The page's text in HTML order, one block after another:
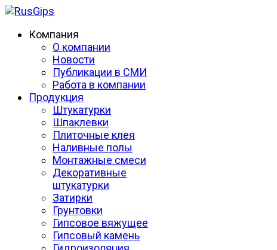
Компания
О компании
Новости
Публикации в СМИ
Работа в компании
Продукция
Штукатурки
Шпаклевки
Плиточные клея
Наливные полы
Монтажные смеси
Декоративные
штукатурки
Затирки
Грунтовки
Гипсовое вяжущее
Гипсовый камень